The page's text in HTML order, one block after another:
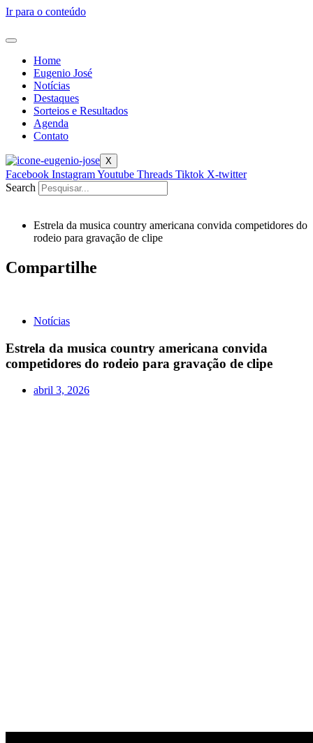
Ir para o conteúdo
Home
Eugenio José
Notícias
Destaques
Sorteios e Resultados
Agenda
Contato
X
Facebook InstagramYoutube Threads Tiktok X-twitter
Search
Estrela da musica country americana convida competidores do
rodeio para gravação de clipe
Compartilhe
Notícias
Estrela da musica country americana convida
competidores do rodeio para gravação de clipe
abril 3, 2026